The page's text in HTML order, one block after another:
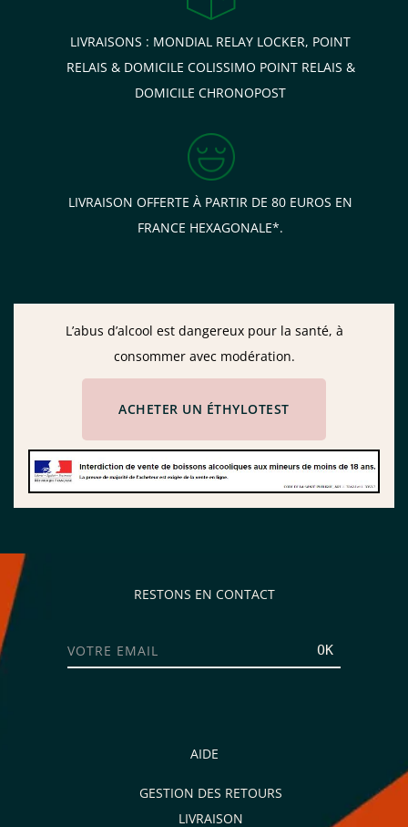
LIVRAISONS : MONDIAL RELAY LOCKER, POINT
RELAIS & DOMICILE COLISSIMO POINT RELAIS &
DOMICILE CHRONOPOST
LIVRAISON OFFERTE À PARTIR DE 80 EUROS EN
FRANCE HEXAGONALE*.
L’abus d’alcool est dangereux pour la santé, à
consommer avec modération.
ACHETER UN ÉTHYLOTEST
RESTONS EN CONTACT
OK
AIDE
GESTION DES RETOURS
LIVRAISON